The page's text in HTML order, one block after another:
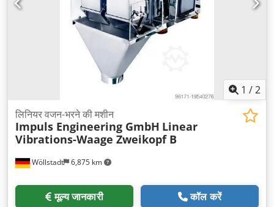
1 /2
Wöllstadt 6,875 km
लिनियर वजन-भरने की मशीन
Impuls Engineering GmbH Linear
Vibrations-Waage Zweikopf B
मूल्य जानकारी कॉल करें